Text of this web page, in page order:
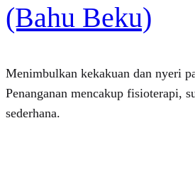
(Bahu Beku)
Menimbulkan kekakuan dan nyeri
Penanganan mencakup fisioterapi,
sederhana.